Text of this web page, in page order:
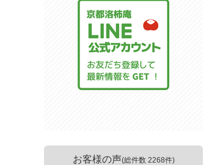
お客様の声(総件数 2268件)